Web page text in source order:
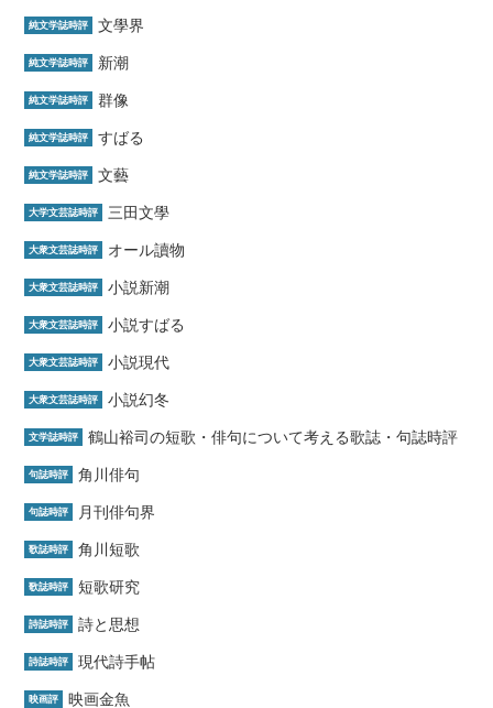
純文学誌時評 文學界
純文学誌時評 新潮
純文学誌時評 群像
純文学誌時評 すばる
純文学誌時評 文藝
大学文芸誌時評 三田文學
大衆文芸誌時評 オール讀物
大衆文芸誌時評 小説新潮
大衆文芸誌時評 小説すばる
大衆文芸誌時評 小説現代
大衆文芸誌時評 小説幻冬
文学誌時評 鶴山裕司の短歌・俳句について考える歌誌・句誌時評
句誌時評 角川俳句
句誌時評 月刊俳句界
歌誌時評 角川短歌
歌誌時評 短歌研究
詩誌時評 詩と思想
詩誌時評 現代詩手帖
映画評 映画金魚